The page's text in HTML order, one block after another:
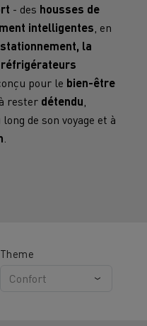
- des housses de
intelligentes , en
la
réfrigérateurs
pour le bien-être
rester détendu
de son voyage et à
Theme